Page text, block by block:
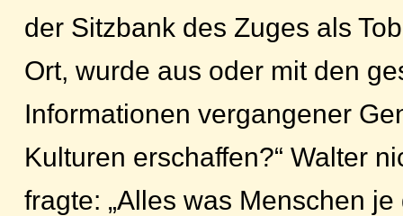
der Sitzbank des Zuges als
Ort, wurde aus oder mit den
Informationen vergangener
Kulturen erschaffen?“ Walter
fragte: „Alles was Menschen